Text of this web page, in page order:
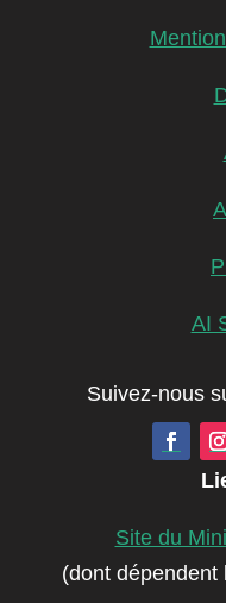
AI
Suivez-nous
Site du
(dont dépendent